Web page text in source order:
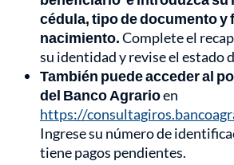
cédula, tipo de documento y
nacimiento.Complete el
su identidad y revise el estado
También puede acceder al
del Banco Agrarioen
https://
Ingrese su número de
tiene pagos pendientes.